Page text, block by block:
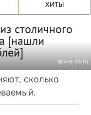
ХИТЫ
столичного
[нашли
архив 66.ru
сколько